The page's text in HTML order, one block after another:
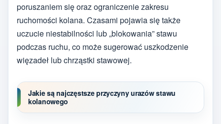
poruszaniem się oraz ograniczenie zakresu
ruchomości kolana. Czasami pojawia się także
uczucie niestabilności lub „blokowania” stawu
podczas ruchu, co może sugerować uszkodzenie
więzadeł lub chrząstki stawowej.
Jakie są najczęstsze przyczyny urazów stawu
kolanowego